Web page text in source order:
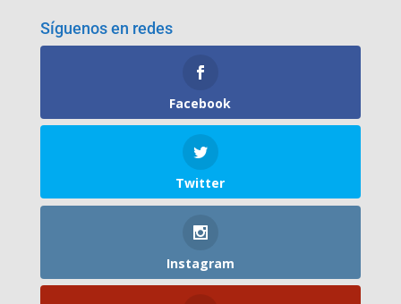
Síguenos en redes
Facebook
Twitter
Instagram